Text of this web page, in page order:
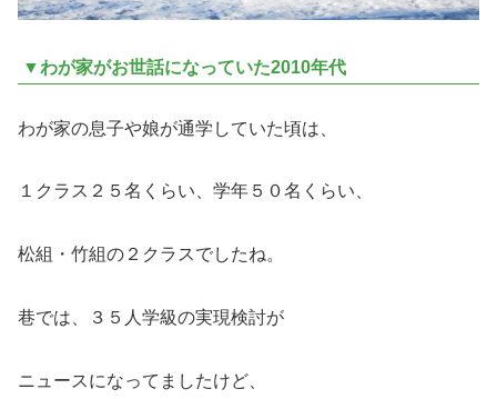
▼わが家がお世話になっていた2010年代
わが家の息子や娘が通学していた頃は、
１クラス２５名くらい、学年５０名くらい、
松組・竹組の２クラスでしたね。
巷では、３５人学級の実現検討が
ニュースになってましたけど、